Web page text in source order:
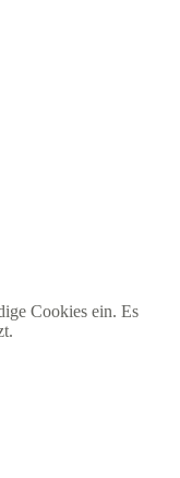
Cookies ein. Es